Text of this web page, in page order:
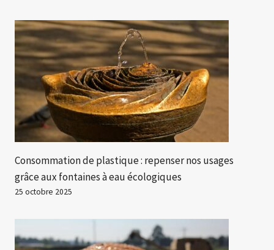
Consommation de plastique : repenser nos usages
grâce aux fontaines à eau écologiques
25 octobre 2025